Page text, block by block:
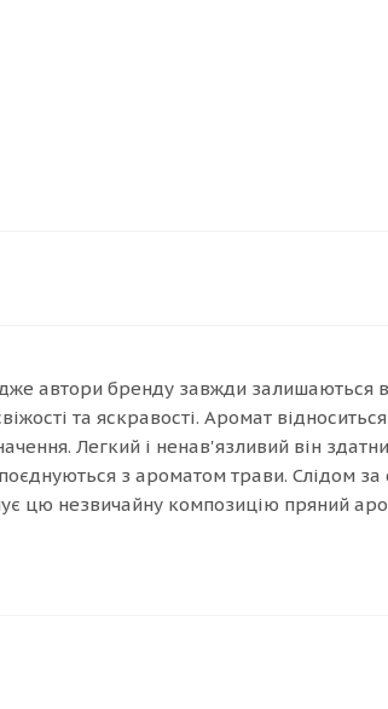
автори бренду завжди залишаються
та яскравості. Аромат
Легкий і ненав'язливий він
з ароматом трави. Слідом
цю незвичайну композицію пряний